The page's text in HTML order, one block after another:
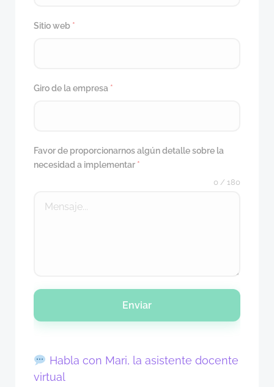
Sitio web *
Giro de la empresa *
Favor de proporcionarnos algún detalle sobre la
necesidad a implementar *
0 / 180
Enviar
Habla con Mari, la asistente docente
virtual